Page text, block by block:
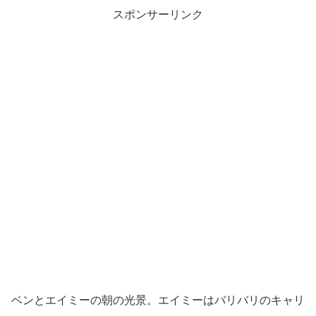
スポンサーリンク
ベンとエイミーの朝の光景。エイミーはバリバリのキャリ